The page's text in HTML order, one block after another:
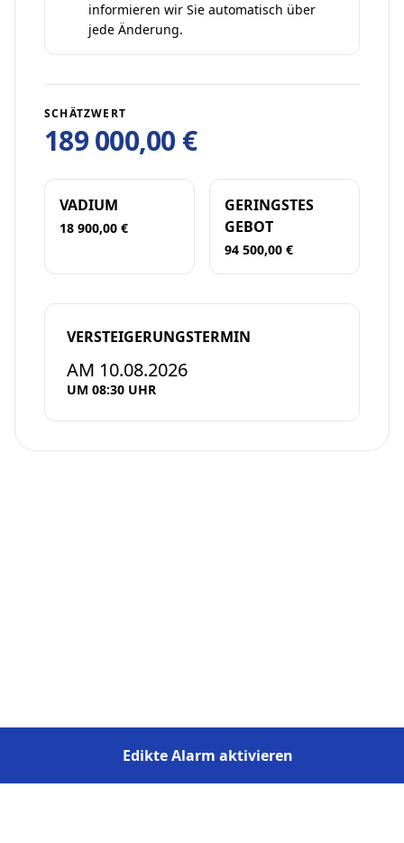
Edikte Alarm aktivieren
informieren wir Sie automatisch über
jede Änderung.
SCHÄTZWERT
189 000,00 €
VADIUM
18 900,00 €
GERINGSTES
GEBOT
94 500,00 €
VERSTEIGERUNGSTERMIN
AM 10.08.2026
UM 08:30 UHR